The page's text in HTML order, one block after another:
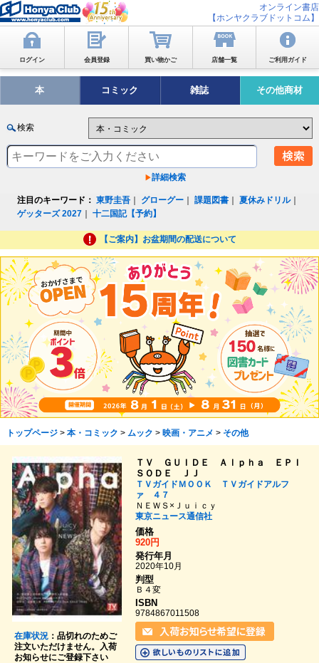
オンライン書店
【ホンヤクラブドットコム】
ログイン 会員登録 買い物かご 店舗一覧 ご利用ガイド
本 コミック 雑誌 その他商材
検索
詳細検索
注目のキーワード： 東野圭吾 グローグー ｜課題図書 ｜夏休みドリル｜
ゲッターズ 2027 ｜十二国記【予約】
【ご案内】お盆期間の配送について
トップページ> 本・コミック > ムック > 映画・アニメ > その他
在庫状況：品切れのためご
注文いただけません。入荷
お知らせにご登録下さい
ＴＶ ＧＵＩＤＥ Ａｌｐｈａ ＥＰＩ
ＳＯＤＥ ＪＪ
ＴＶガイドＭＯＯＫ ＴＶガイドアルフ
ァ ４７
ＮＥＷＳ×Ｊｕｉｃｙ
東京ニュース通信社
価格
920円
発行年月
2020年10月
判型
Ｂ４変
ISBN
9784867011508